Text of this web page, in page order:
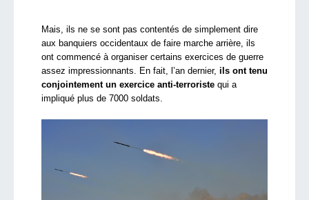
Mais, ils ne se sont pas contentés de simplement dire
aux banquiers occidentaux de faire marche arrière, ils
ont commencé à organiser certains exercices de guerre
assez impressionnants. En fait, l’an dernier, ils ont tenu
conjointement un exercice anti-terroriste qui a
impliqué plus de 7000 soldats.